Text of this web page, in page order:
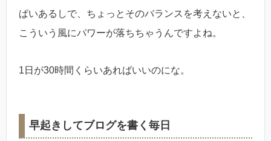
ぱいあるしで、ちょっとそのバランスを考えないと、
こういう風にパワーが落ちちゃうんですよね。
1日が30時間くらいあればいいのにな。
早起きしてブログを書く毎日